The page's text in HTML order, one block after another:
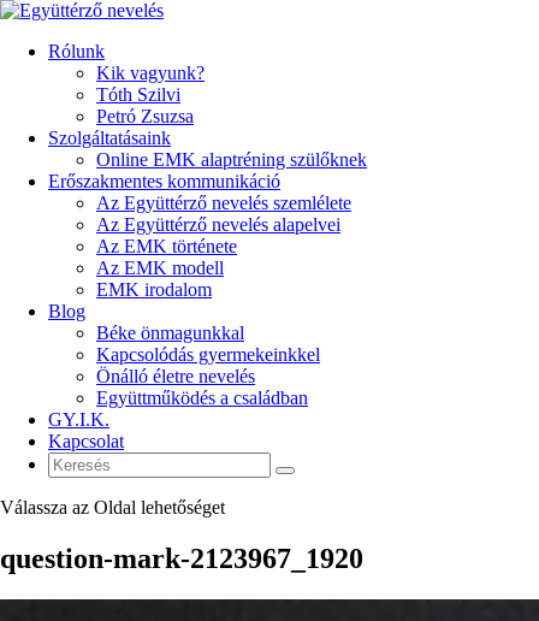
Rólunk
Kik vagyunk?
Tóth Szilvi
Petró Zsuzsa
Szolgáltatásaink
Online EMK alaptréning szülőknek
Erőszakmentes kommunikáció
Az Együttérző nevelés szemlélete
Az Együttérző nevelés alapelvei
Az EMK története
Az EMK modell
EMK irodalom
Blog
Béke önmagunkkal
Kapcsolódás gyermekeinkkel
Önálló életre nevelés
Együttműködés a családban
GY.I.K.
Kapcsolat
Válassza az Oldal lehetőséget
question-mark-2123967_1920